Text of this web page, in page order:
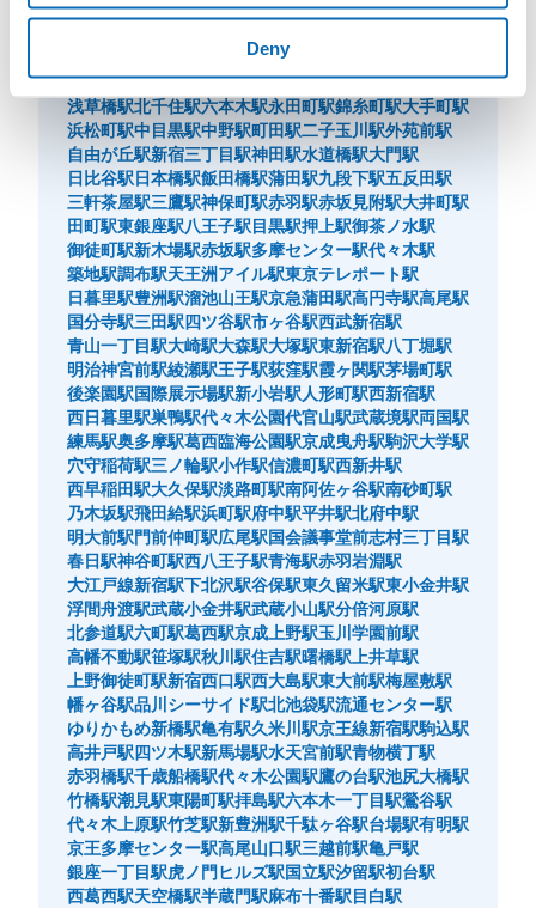
Deny
表参道駅吉祥寺駅
立川駅新橋駅銀座駅恵比寿駅虎ノ門駅高田馬場駅
浅草橋駅北千住駅六本木駅永田町駅錦糸町駅大手町駅
浜松町駅中目黒駅中野駅町田駅二子玉川駅外苑前駅
自由が丘駅新宿三丁目駅神田駅水道橋駅大門駅
日比谷駅日本橋駅飯田橋駅蒲田駅九段下駅五反田駅
三軒茶屋駅三鷹駅神保町駅赤羽駅赤坂見附駅大井町駅
田町駅東銀座駅八王子駅目黒駅押上駅御茶ノ水駅
御徒町駅新木場駅赤坂駅多摩センター駅代々木駅
築地駅調布駅天王洲アイル駅東京テレポート駅
日暮里駅豊洲駅溜池山王駅京急蒲田駅高円寺駅高尾駅
国分寺駅三田駅四ツ谷駅市ヶ谷駅西武新宿駅
青山一丁目駅大崎駅大森駅大塚駅東新宿駅八丁堀駅
明治神宮前駅綾瀬駅王子駅荻窪駅霞ヶ関駅茅場町駅
後楽園駅国際展示場駅新小岩駅 人形町駅西新宿駅
西日暮里駅巣鴨駅代々木公園代官山駅武蔵境駅両国駅
練馬駅奥多摩駅葛西臨海公園駅京成曳舟駅駒沢大学駅
穴守稲荷駅三ノ輪駅小作駅信濃町駅西新井駅
西早稲田駅大久保駅淡路町駅南阿佐ヶ谷駅南砂町駅
乃木坂駅飛田給駅浜町駅府中駅平井駅北府中駅
明大前駅門前仲町駅広尾駅国会議事堂前志村三丁目駅
春日駅神谷町駅西八王子駅青海駅赤羽岩淵駅
大江戸線新宿駅下北沢駅谷保駅東久留米駅東小金井駅
浮間舟渡駅武蔵小金井駅武蔵小山駅分倍河原駅
北参道駅六町駅葛西駅京成上野駅玉川学園前駅
高幡不動駅笹塚駅秋川駅住吉駅曙橋駅 上井草駅
上野御徒町駅新宿西口駅西大島駅東大前駅梅屋敷駅
幡ヶ谷駅品川シーサイド駅北池袋駅流通センター駅
ゆりかもめ新橋駅亀有駅久米川駅京王線新宿駅駒込駅
高井戸駅四ツ木駅新馬場駅水天宮前駅青物横丁駅
赤羽橋駅千歳船橋駅代々木公園駅鷹の台駅池尻大橋駅
竹橋駅潮見駅東陽町駅拝島駅六本木一丁目駅鶯谷駅
代々木上原駅竹芝駅新豊洲駅千駄ヶ谷駅台場駅有明駅
京王多摩センター駅高尾山口駅三越前駅亀戸駅
銀座一丁目駅虎ノ門ヒルズ駅国立駅汐留駅初台駅
西葛西駅天空橋駅半蔵門駅麻布十番駅目白駅